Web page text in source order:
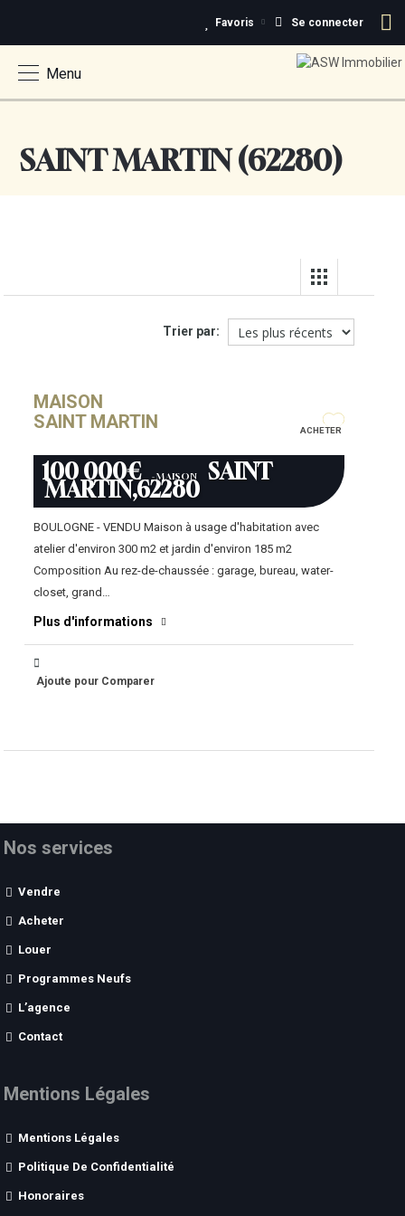
Favoris Se connecter
Menu
SAINT MARTIN (62280)
Trier par:
MAISON
SAINT MARTIN
ACHETER
100 000€ - MAISON SAINT
MARTIN,62280
BOULOGNE - VENDU Maison à usage d'habitation avec
atelier d'environ 300 m2 et jardin d'environ 185 m2
Composition Au rez-de-chaussée : garage, bureau, water-
closet, grand…
Plus d'informations
Ajoute pour Comparer
Nos services
Vendre
Acheter
Louer
Programmes Neufs
L’agence
Contact
Mentions Légales
Mentions Légales
Politique De Confidentialité
Honoraires